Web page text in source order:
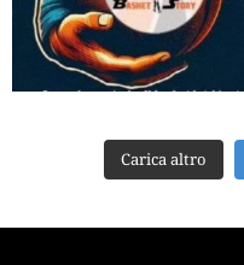
Carica altro